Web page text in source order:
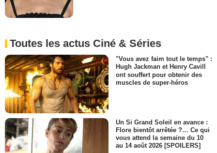
Toutes les actus Ciné & Séries
"Vous avez faim tout le temps" :
Hugh Jackman et Henry Cavill
ont souffert pour obtenir des
muscles de super-héros
Un Si Grand Soleil en avance :
Flore bientôt arrêtée ?… Ce qui
vous attend la semaine du 10
au 14 août 2026 [SPOILERS]